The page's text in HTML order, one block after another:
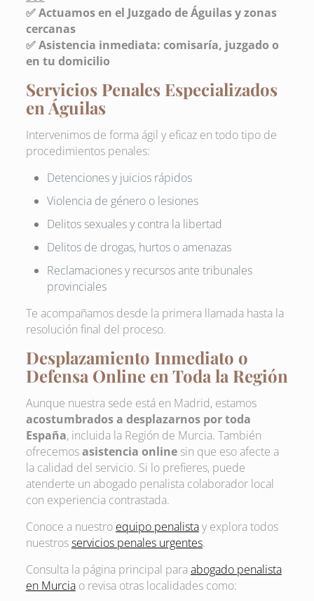
✅ Actuamos en el Juzgado de Águilas y zonas
cercanas
✅ Asistencia inmediata: comisaría, juzgado o
en tu domicilio
Servicios Penales Especializados
en Águilas
Intervenimos de forma ágil y eficaz en todo tipo de
procedimientos penales:
Detenciones y juicios rápidos
Violencia de género o lesiones
Delitos sexuales y contra la libertad
Delitos de drogas, hurtos o amenazas
Reclamaciones y recursos ante tribunales
provinciales
Te acompañamos desde la primera llamada hasta la
resolución final del proceso.
Desplazamiento Inmediato o
Defensa Online en Toda la Región
Aunque nuestra sede está en Madrid, estamos
acostumbrados a desplazarnos por toda
España, incluida la Región de Murcia. También
ofrecemosasistencia onlinesin que eso afecte a
la calidad del servicio. Si lo prefieres, puede
atenderte un abogado penalista colaborador local
con experiencia contrastada.
Conoce a nuestro equipo penalistay explora todos
nuestrosservicios penales urgentes.
Consulta la página principal para abogado penalista
en Murciao revisa otras localidades como: